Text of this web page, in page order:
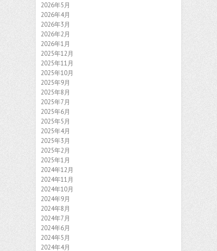
2026年5月
2026年4月
2026年3月
2026年2月
2026年1月
2025年12月
2025年11月
2025年10月
2025年9月
2025年8月
2025年7月
2025年6月
2025年5月
2025年4月
2025年3月
2025年2月
2025年1月
2024年12月
2024年11月
2024年10月
2024年9月
2024年8月
2024年7月
2024年6月
2024年5月
2024年4月